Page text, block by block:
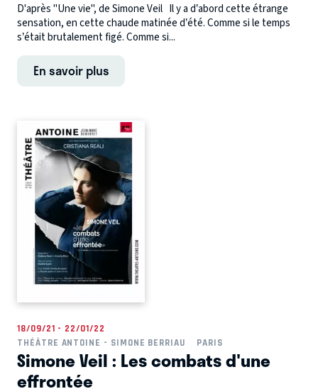
D'après "Une vie", de Simone Veil Il y a d’abord cette étrange
sensation, en cette chaude matinée d’été. Comme si le temps
s’était brutalement figé. Comme si...
En savoir plus
18/09/21 - 22/01/22
THÉÂTRE ANTOINE - SIMONE BERRIAU
PARIS
Simone Veil : Les combats d'une
effrontée